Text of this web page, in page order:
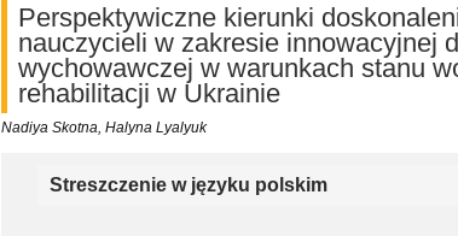
Perspektywiczne kierunki
nauczycieli w zakresie innowacyjnej
wychowawczej w warunkach stanu
rehabilitacji w Ukrainie
Nadiya Skotna, Halyna Lyalyuk
Streszczenie w języku polskim